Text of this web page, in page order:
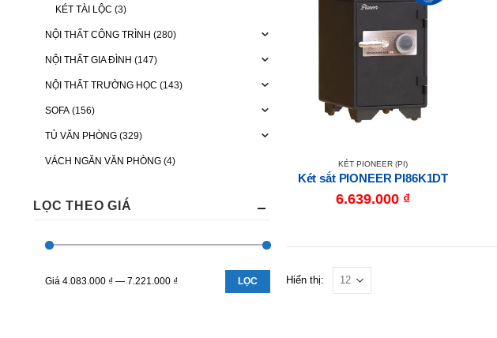
KÉT PIONEER (PI)
Két sắt PIONEER PI86K1DT
6.639.000 ₫
Hiển thị:
KÉT TÀI LỘC (3)
NỘI THẤT CÔNG TRÌNH (280)
NỘI THẤT GIA ĐÌNH (147)
NỘI THẤT TRƯỜNG HỌC (143)
SOFA (156)
TỦ VĂN PHÒNG (329)
VÁCH NGĂN VĂN PHÒNG (4)
LỌC THEO GIÁ
LỌC
Giá 4.083.000 ₫ — 7.221.000 ₫